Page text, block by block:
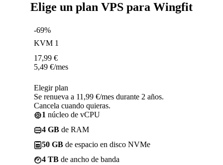
Elige un plan VPS para Wingfit
-69%
KVM 1
17,99 €
5,49 €/mes
Elegir plan
Se renueva a 11,99 €/mes durante 2 años.
Cancela cuando quieras.
1 núcleo de vCPU
4 GB de RAM
50 GB de espacio en disco NVMe
4 TB de ancho de banda